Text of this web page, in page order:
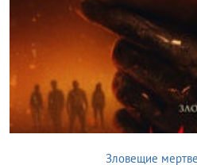
Зловещие